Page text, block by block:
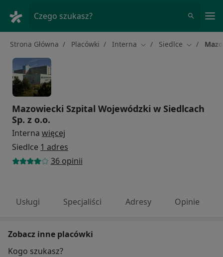
Czego szukasz?
Strona Główna Placówki Interna Zmień miasto
Siedlce Zmień
Mazowiecki Szpital Wojewódzki w Siedlcach
Sp. z o.o.
Interna więcej
Siedlce 1 adres
36 opinii
Usługi Specjaliści Adresy Opinie
Zobacz inne placówki
Kogo szukasz?